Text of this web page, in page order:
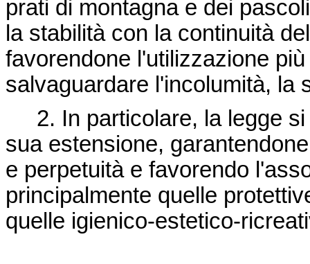
prati di montagna e dei
la stabilità con la continuità
favorendone l'utilizzazione
salvaguardare l'incolumità, la
2. In particolare, la legge si
sua estensione,
e perpetuità e favorendo
principalmente quelle
quelle igienico-estetico-